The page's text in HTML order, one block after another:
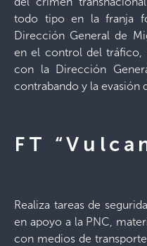
todo tipo en la franja
Dirección General de
en el control del tráfico,
con la Dirección
contrabando y la evasión
FT
Realiza tareas de
en apoyo a la PNC,
con medios de